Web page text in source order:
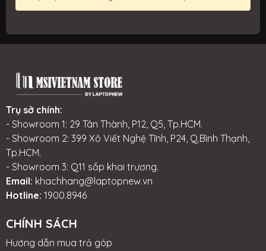
Trụ sở chính:
- Showroom 1: 29 Tân Thành, P12, Q5, Tp.HCM.
- Showroom 2: 399 Xô Viết Nghệ Tĩnh, P24, Q.Bình Thạnh,
Tp.HCM.
- Showroom 3: Q11 sắp khai trương.
Email: khachhang@laptopnew.vn
Hotline: 1900.8946
CHÍNH SÁCH
Hướng dẫn mua trả góp